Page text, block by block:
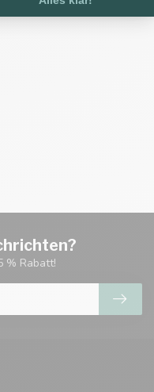
% Rabatt!